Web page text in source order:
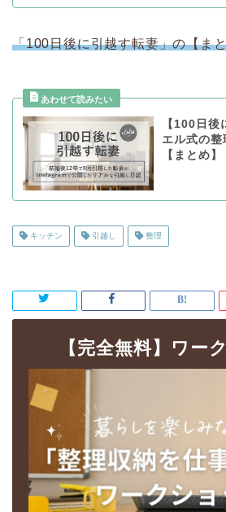
「100日後に引越す転妻」の【ま
【100日後
エル式の
【まとめ】
キッチン 引越し 整理
【完全無料】ワー